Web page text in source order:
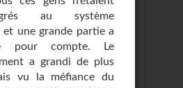
au système
et une grande partie a
pour compte. Le
a grandi de plus
vu la méfiance du